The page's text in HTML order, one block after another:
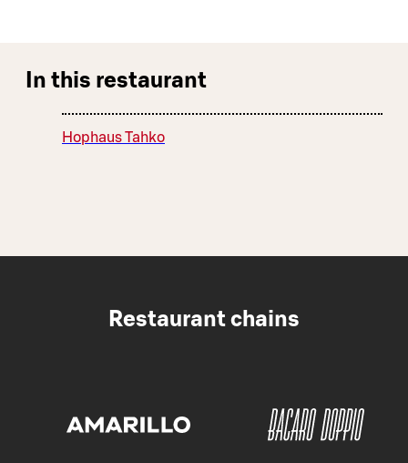
In this restaurant
Hophaus Tahko
Restaurant chains